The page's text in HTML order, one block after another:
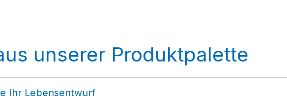
unserer Produktpalette
Ihr Lebensentwurf